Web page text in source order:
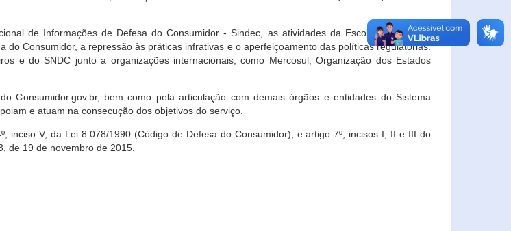
de Informações de Defesa do Consumidor - Sindec, as atividades da Escola Nacional de
Consumidor, a repressão às práticas infrativas e o aperfeiçoamento das políticas regulatórias.
e do SNDC junto a organizações internacionais, como Mercosul, Organização dos Estados
Consumidor.gov.br, bem como pela articulação com demais órgãos e entidades do Sistema
e atuam na consecução dos objetivos do serviço.
inciso V, da Lei 8.078/1990 (Código de Defesa do Consumidor), e artigo 7º, incisos I, II e III do
de 19 de novembro de 2015.